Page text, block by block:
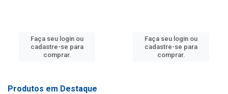
Faça seu login ou
cadastre-se para
comprar.
Faça seu login ou
cadastre-se para
comprar.
Produtos em Destaque